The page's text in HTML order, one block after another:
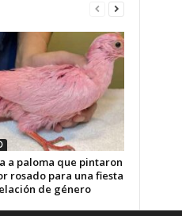
a paloma que pintaron
rosado para una fiesta
de género